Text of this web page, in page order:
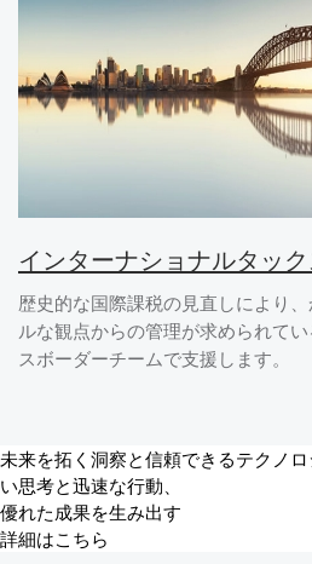
インターナショナルタック
歴史的な国際課税の見直しにより
ルな観点からの管理が求められて
スボーダーチームで支援します。
未来を拓く洞察と信頼できるテクノロ
い思考と迅速な行動、
優れた成果を生み出す
詳細はこちら